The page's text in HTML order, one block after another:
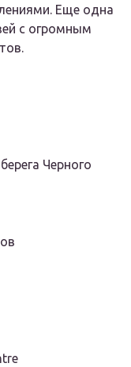
Еще одна
с огромным
Черного